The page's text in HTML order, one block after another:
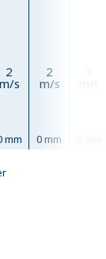
2
m/s
mm
2
m/s
0 mm